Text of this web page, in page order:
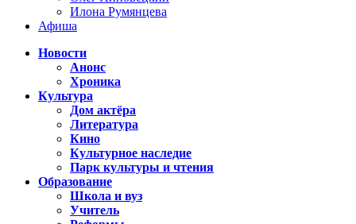
Илона Румянцева
Афиша
Новости
Анонс
Хроника
Культура
Дом актёра
Литература
Кино
Культурное наследие
Парк культуры и чтения
Образование
Школа и вуз
Учитель